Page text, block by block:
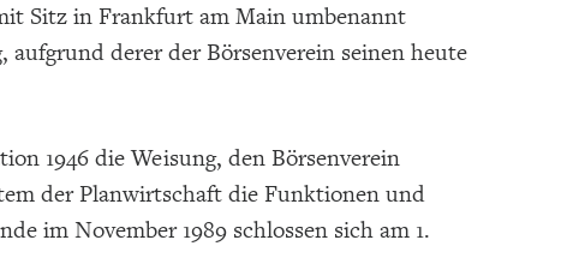
Sitz in Frankfurt am Main umbenannt
aufgrund derer der Börsenverein seinen heute
1946 die Weisung, den Börsenverein
der Planwirtschaft die Funktionen und
im November 1989 schlossen sich am 1.